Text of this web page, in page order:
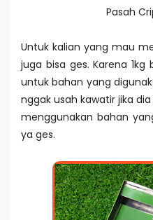
Pasah
Untuk kalian yang mau
juga bisa ges. Karena
untuk bahan yang
nggak usah kawatir jika
menggunakan bahan
ya ges.